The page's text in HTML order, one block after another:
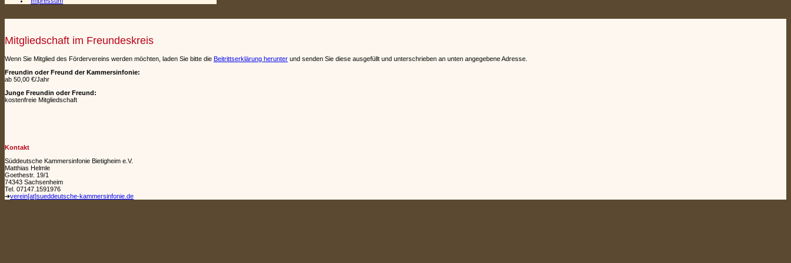
Mitgliedschaft im Freundeskreis
Wenn Sie Mitglied des Fördervereins werden möchten, laden Sie bitte die Beitrittserklärung herunter und senden Sie diese ausgefüllt und unterschrieben an unten angegebene Adresse.
Freundin oder Freund der Kammersinfonie:
ab 50,00 €/Jahr
Junge Freundin oder Freund:
kostenfreie Mitgliedschaft
Kontakt
Süddeutsche Kammersinfonie Bietigheim e.V.
Matthias Helmle
Goethestr. 19/1
74343 Sachsenheim
Tel. 07147.1591976
➔verein[at]sueddeutsche-kammersinfonie.de